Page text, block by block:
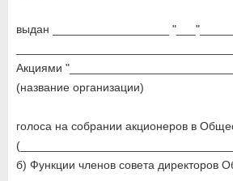
выдан __________________
Акциями
(название организации)
голоса на собрании акционеров в
б) Функции членов совета директоров